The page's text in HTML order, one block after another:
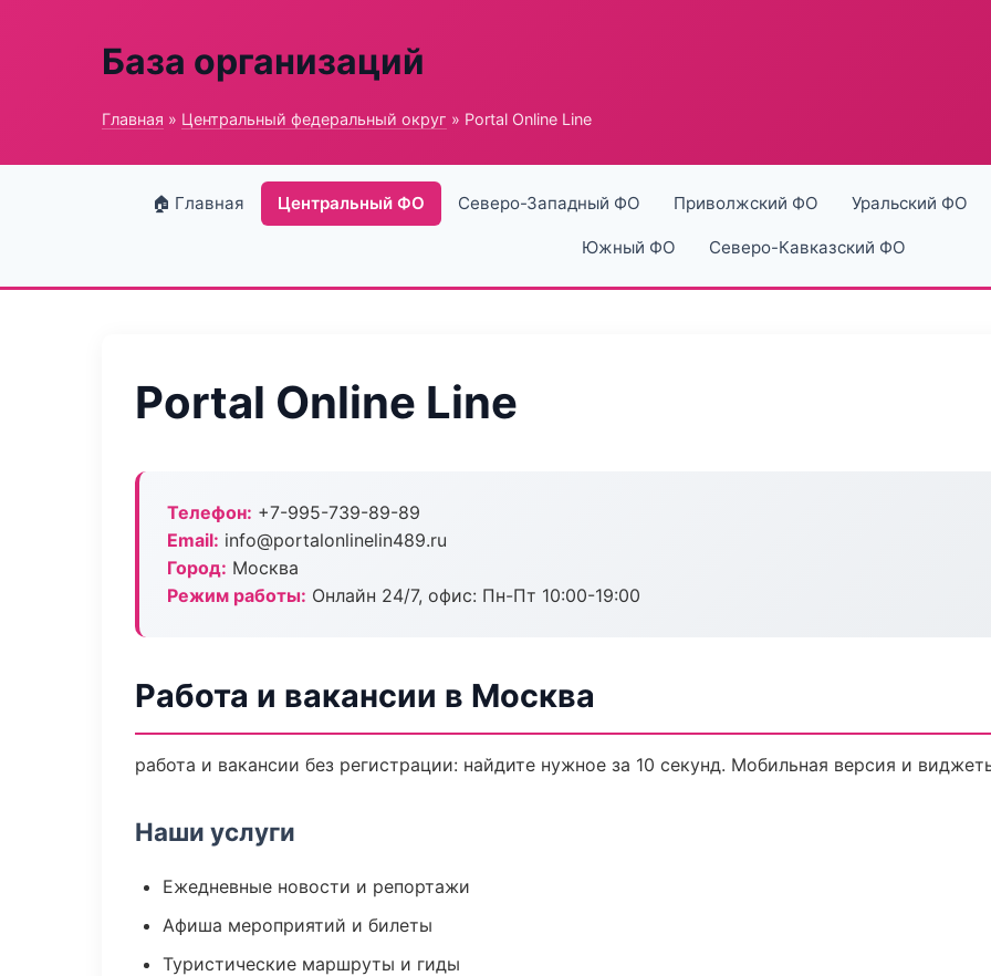
База организаций
Главная » Центральный федеральный округ » Portal Online Line
🏠 Главная Центральный ФО Северо-Западный ФО Приволжский ФО Уральский ФО
Южный ФО Северо-Кавказский ФО
Portal Online Line
Телефон: +7-995-739-89-89
Email: info@portalonlinelin489.ru
Город: Москва
Режим работы: Онлайн 24/7, офис: Пн-Пт 10:00-19:00
Работа и вакансии в Москва
работа и вакансии без регистрации: найдите нужное за 10 секунд. Мобильная версия и
Наши услуги
Ежедневные новости и репортажи
Афиша мероприятий и билеты
Туристические маршруты и гиды